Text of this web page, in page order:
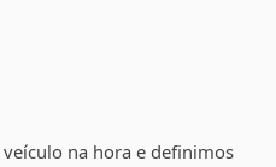
na hora e definimos